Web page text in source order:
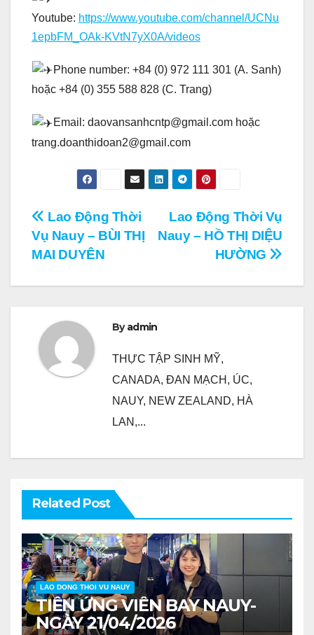
Youtube: https://www.youtube.com/channel/UCNu
1epbFM_OAk-KVtN7yX0A/videos
Phone number: +84 (0) 972 111 301 (A. Sanh)
hoặc +84 (0) 355 588 828 (C. Trang)
Email: daovansanhcntp@gmail.com hoặc
trang.doanthidoan2@gmail.com
Điều
hướng
bài
Lao Động Thời Vụ
Nauy – HỒ THỊ DIỆU
HƯỜNG
Lao Động Thời
Vụ Nauy – BÙI THỊ
MAI DUYÊN
Byadmin
THỰC TẬP SINH MỸ,
CANADA, ĐAN MẠCH, ÚC,
NAUY, NEW ZEALAND, HÀ
LAN,...
Related Post
LAO DONG THOI VU NAUY
TIỄN ỨNG VIÊN BAY NAUY-
NGÀY 21/04/2026